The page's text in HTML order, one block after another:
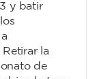
y batir
la
de